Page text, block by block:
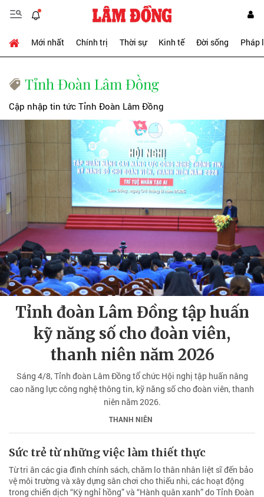
Mới nhất Chính trị Thời sự Kinh tế Đời sống Pháp
Tỉnh Đoàn Lâm Đồng
Cập nhập tin tức Tỉnh Đoàn Lâm Đồng
Tỉnh đoàn Lâm Đồng tập huấn
kỹ năng số cho đoàn viên,
thanh niên năm 2026
Sáng 4/8, Tỉnh đoàn Lâm Đồng tổ chức Hội nghị tập huấn nâng
cao năng lực công nghệ thông tin, kỹ năng số cho đoàn viên, thanh
niên năm 2026.
THANH NIÊN
Sức trẻ từ những việc làm thiết thực
Từ tri ân các gia đình chính sách, chăm lo thân nhân liệt sĩ đến bảo
vệ môi trường và xây dựng sân chơi cho thiếu nhi, các hoạt động
trong chiến dịch “Kỳ nghỉ hồng” và “Hành quân xanh” do Tỉnh Đoàn